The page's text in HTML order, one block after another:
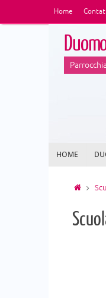
Home
HOME
Home